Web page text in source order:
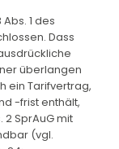
1 des
Dass
überlangen
ein Tarifvertrag,
-frist enthält,
2 SprAuG mit
(vgl.